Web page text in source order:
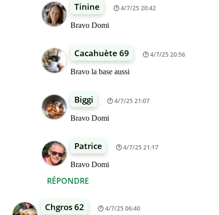
RÉPONDRE
Tinine 4/7/25 20:42
Bravo Domi
Cacahuète 69 4/7/25 20:56
Bravo la base aussi
Biggi 4/7/25 21:07
Bravo Domi
Patrice 4/7/25 21:17
Bravo Domi
Chgros 62 4/7/25 06:40